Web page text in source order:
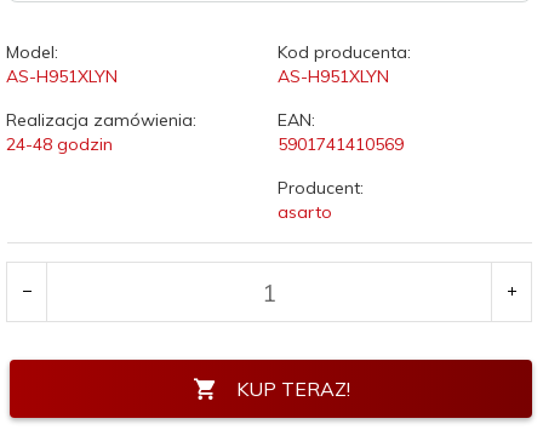
Model:
AS-H951XLYN
Kod producenta:
AS-H951XLYN
Realizacja zamówienia:
24-48 godzin
EAN:
5901741410569
Producent:
asarto
KUP TERAZ!